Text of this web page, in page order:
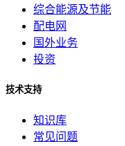
综合能源及节能
配电网
国外业务
投资
技术支持
知识库
常见问题